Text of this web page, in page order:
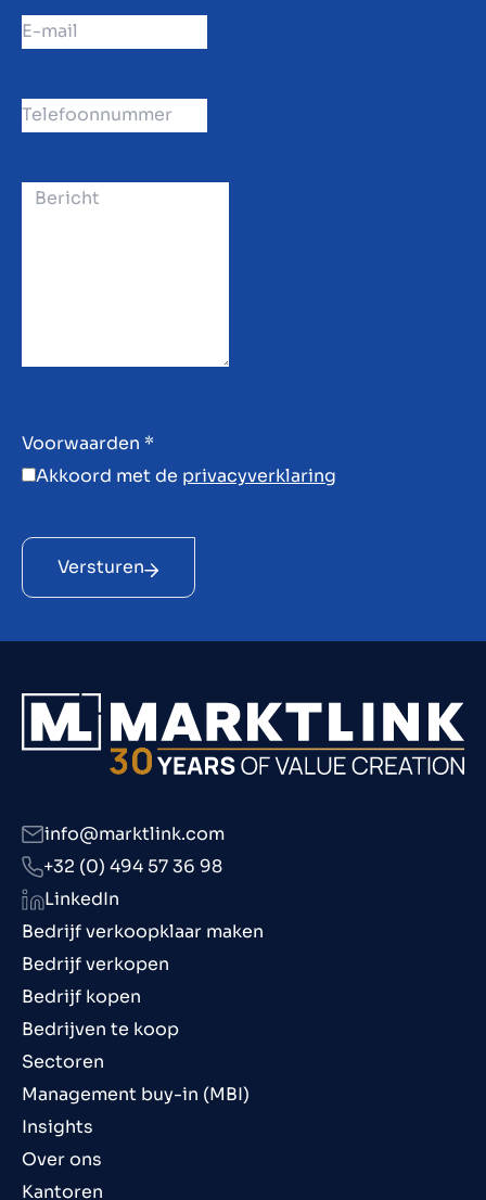
Voorwaarden *
Akkoord met de privacyverklaring
Versturen
Bedrijf verkoopklaar maken
Bedrijf verkopen
Bedrijf kopen
Bedrijven te koop
Sectoren
Management buy-in (MBI)
Insights
Over ons
Kantoren
info@marktlink.com
+32 (0) 494 57 36 98
LinkedIn